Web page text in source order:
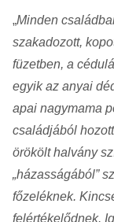
„Minden
szakadozott,
füzetben, a
egyik az anyai
apai nagymama
családjából
örökölt halvány
„házasságából”
főzeléknek.
felértékelődnek.